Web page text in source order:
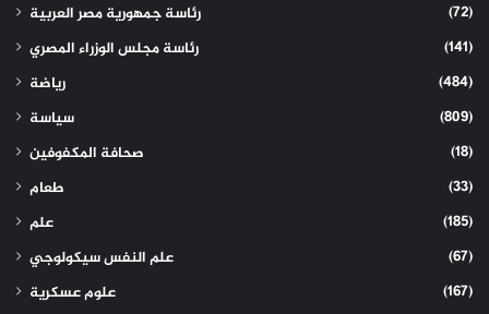
رئاسة جمهورية مصر العربية
(72)
رئاسة مجلس الوزراء المصري
(141)
رياضة
(484)
سياسة
(809)
صحافة المكفوفين
(18)
طعام
(33)
علم
(185)
علم النفس سيكولوجي
(67)
علوم عسكرية
(167)